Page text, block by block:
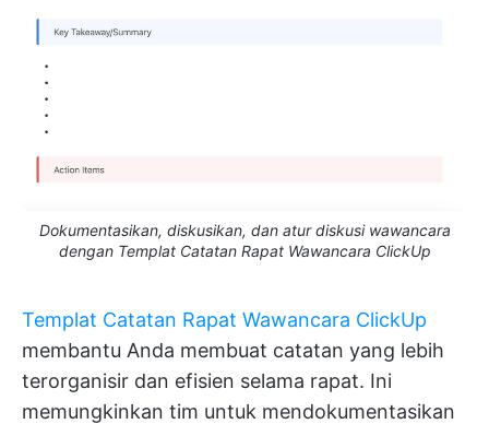
Dokumentasikan, diskusikan, dan atur diskusi wawancara
dengan Templat Catatan Rapat Wawancara ClickUp
Templat Catatan Rapat Wawancara ClickUp
membantu Anda membuat catatan yang lebih
terorganisir dan efisien selama rapat. Ini
memungkinkan tim untuk mendokumentasikan